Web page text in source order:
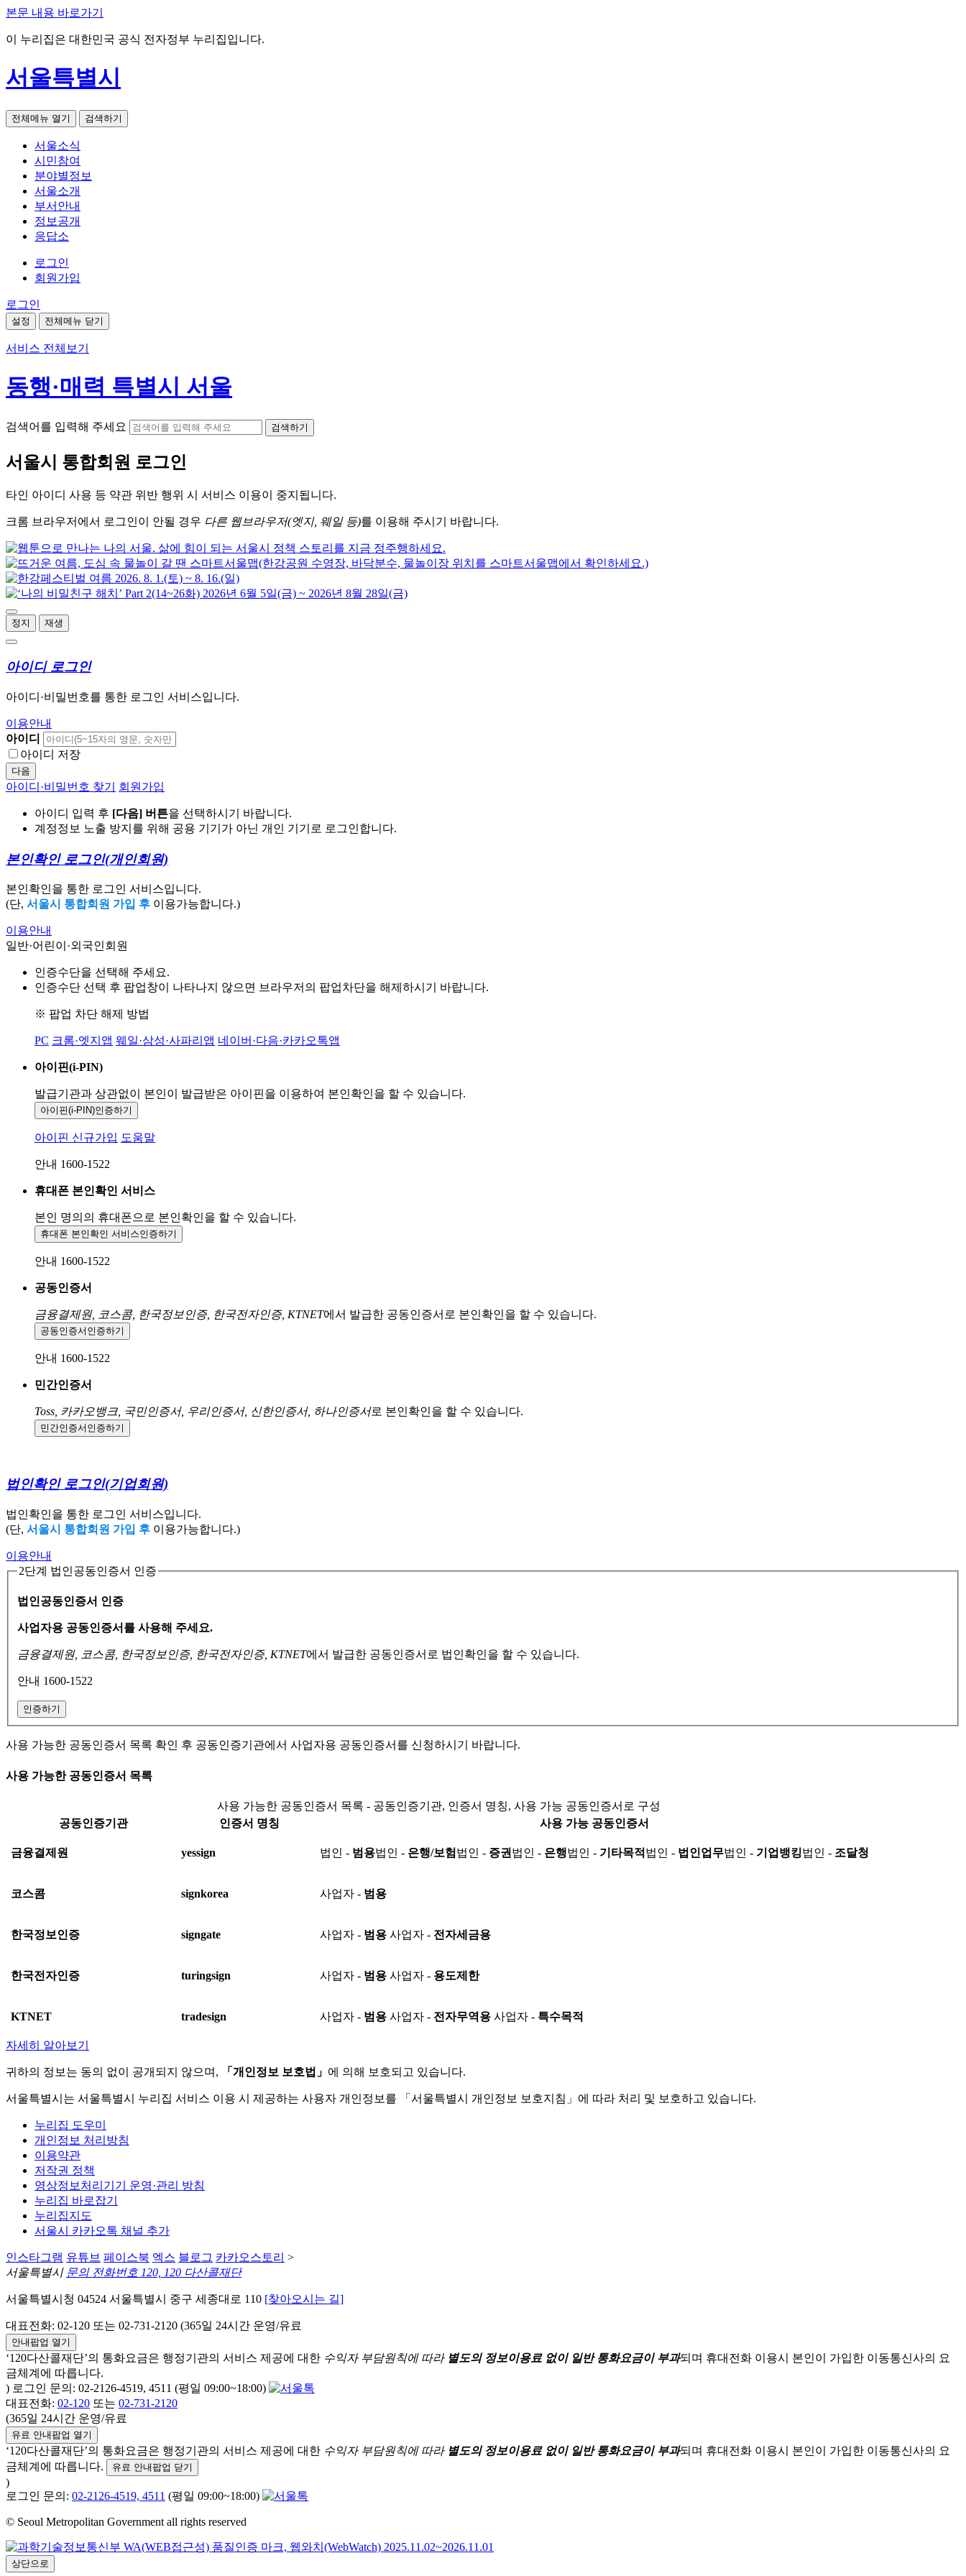
본문 내용 바로가기
이 누리집은 대한민국 공식 전자정부 누리집입니다.
서울특별시
전체메뉴 열기 검색하기
서울소식
시민참여
분야별정보
서울소개
부서안내
정보공개
응답소
로그인
회원가입
로그인
설정 전체메뉴 닫기
서비스 전체보기
동행·매력 특별시 서울
검색어를 입력해 주세요 검색하기
서울시 통합회원 로그인
타인 아이디 사용 등 약관 위반 행위 시 서비스 이용이 중지됩니다.
크롬 브라우저에서 로그인이 안될 경우 다른 웹브라우저(엣지, 웨일 등)를 이용해 주시기 바랍니다.
정지 재생
아이디 로그인
아이디·비밀번호를 통한 로그인 서비스입니다.
이용안내
아이디
아이디 저장
다음
아이디·비밀번호 찾기 회원가입
아이디 입력 후 [다음] 버튼을 선택하시기 바랍니다.
계정정보 노출 방지를 위해 공용 기기가 아닌 개인 기기로 로그인합니다.
본인확인 로그인(개인회원)
본인확인을 통한 로그인 서비스입니다.
(단, 서울시 통합회원 가입 후 이용가능합니다.)
이용안내
일반·어린이·외국인회원
인증수단을 선택해 주세요.
인증수단 선택 후 팝업창이 나타나지 않으면 브라우저의 팝업차단을 해제하시기 바랍니다.
※ 팝업 차단 해제 방법
PC 크롬·엣지앱 웨일·삼성·사파리앱 네이버·다음·카카오톡앱
아이핀(i-PIN)
발급기관과 상관없이 본인이 발급받은 아이핀을 이용하여 본인확인을 할 수 있습니다.
아이핀(i-PIN)인증하기
아이핀 신규가입 도움말
안내 1600-1522
휴대폰 본인확인 서비스
본인 명의의 휴대폰으로 본인확인을 할 수 있습니다.
휴대폰 본인확인 서비스인증하기
안내 1600-1522
공동인증서
금융결제원, 코스콤, 한국정보인증, 한국전자인증, KTNET에서 발급한 공동인증서로 본인확인을 할 수 있습니다.
공동인증서 인증하기
안내 1600-1522
민간인증서
Toss, 카카오뱅크, 국민인증서, 우리인증서, 신한인증서, 하나인증서로 본인확인을 할 수 있습니다.
민간인증서 인증하기
법인확인 로그인(기업회원)
법인확인을 통한 로그인 서비스입니다.
(단, 서울시 통합회원 가입 후 이용가능합니다.)
이용안내
2단계 법인공동인증서 인증
법인공동인증서 인증
사업자용 공동인증서를 사용해 주세요.
금융결제원, 코스콤, 한국정보인증, 한국전자인증, KTNET에서 발급한 공동인증서로 법인확인을 할 수 있습니다.
안내 1600-1522
인증하기
사용 가능한 공동인증서 목록 확인 후 공동인증기관에서 사업자용 공동인증서를 신청하시기 바랍니다.
사용 가능한 공동인증서 목록
사용 가능한 공동인증서 목록 - 공동인증기관, 인증서 명칭, 사용 가능 공동인증서로 구성
공동인증기관
인증서 명칭 사용 가능 공동인증서
금융결제원 yessign 법인 - 범용법인 - 은행/보험 법인 - 증권 법인 - 은행법인 - 기타목적 법인 - 법인업무법인 - 기업뱅킹법인 - 조달청
코스콤 signkorea 사업자 - 범용
한국정보인증 signgate 사업자 - 범용 사업자 - 전자세금용
한국전자인증 turingsign 사업자 - 범용 사업자 - 용도제한
KTNET tradesign 사업자 - 범용 사업자 - 전자무역용 사업자 - 특수목적
자세히 알아보기
귀하의 정보는 동의 없이 공개되지 않으며, 「개인정보 보호법」 에 의해 보호되고 있습니다.
서울특별시는 서울특별시 누리집 서비스 이용 시 제공하는 사용자 개인정보를 「서울특별시 개인정보 보호지침」에 따라 처리 및 보호하고 있습니다.
누리집 도우미
개인정보 처리방침
이용약관
저작권 정책
영상정보처리기기 운영·관리 방침
누리집 바로잡기
누리집지도
서울시 카카오톡 채널 추가
인스타그램 유튜브 페이스북 엑스 블로그 카카오스토리 >
서울특별시 문의 전화번호 120, 120 다산콜재단
서울특별시청 04524 서울특별시 중구 세종대로 110 [찾아오시는 길]
대표전화: 02-120 또는 02-731-2120 (365일 24시간 운영/유료
안내팝업 열기
‘120다산콜재단’의 통화요금은 행정기관의 서비스 제공에 대한 수익자 부담원칙에 따라 별도의 정보이용료 없이 일반 통화요금이 부과되며 휴대전화 이용시 본인이 가입한 이동통신사의 요
금체계에 따릅니다.
) 로그인 문의: 02-2126-4519, 4511 (평일 09:00~18:00)
대표전화: 02-120 또는 02-731-2120
(365일 24시간 운영/유료
유료 안내팝업 열기
‘120다산콜재단’의 통화요금은 행정기관의 서비스 제공에 대한 수익자 부담원칙에 따라 별도의 정보이용료 없이 일반 통화요금이 부과되며 휴대전화 이용시 본인이 가입한 이동통신사의 요
금체계에 따릅니다.
유료 안내팝업 닫기
)
로그인 문의: 02-2126-4519, 4511 (평일 09:00~18:00)
© Seoul Metropolitan Government all rights reserved
상단으로